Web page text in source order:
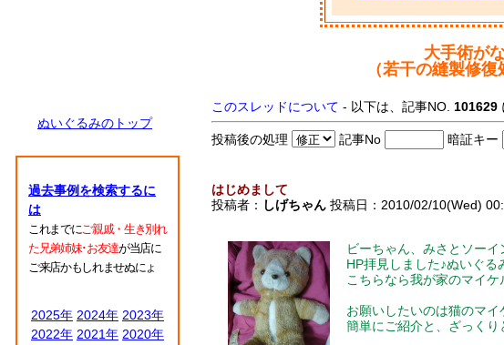
大手術が
（若干の縫製修
ぬいぐるみのトップ
過去事例を検索するに
は
これまでにご親戚・生き別れ
た兄弟姉妹･お友達が当店に
ご来店かもしれませぬにょ
2025年 2024年 2023年
2022年 2021年 2020年
このスレッドについて - 以下は、記事NO. 101629
投稿後の処理 記事No 暗証キー
はじめまして
投稿者： しげちゃん 投稿日：2010/02/10(Wed)
ビーちゃん、みさとソーイ
HP拝見しました♪ぬいぐ
こちらなら我が家のマイケ
お願いしたいのは猫のマイ
簡単にご紹介と、ざっくり